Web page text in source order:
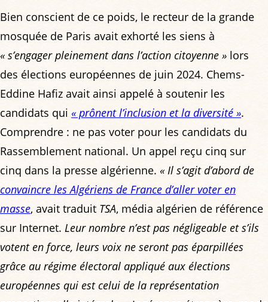
Bien conscient de ce poids, le recteur de la grande
mosquée de Paris avait exhorté les siens à
« s’engager pleinement dans l’action citoyenne » lors
des élections européennes de juin 2024. Chems-
Eddine Hafiz avait ainsi appelé à soutenir les
candidats qui « prônent l’inclusion et la diversité ».
Comprendre : ne pas voter pour les candidats du
Rassemblement national. Un appel reçu cinq sur
cinq dans la presse algérienne. « Il s’agit d’abord de
convaincre les Algériens de France d’aller voter en
masse, avait traduit TSA, média algérien de référence
sur Internet. Leur nombre n’est pas négligeable et s’ils
votent en force, leurs voix ne seront pas éparpillées
grâce au régime électoral appliqué aux élections
européennes qui est celui de la représentation